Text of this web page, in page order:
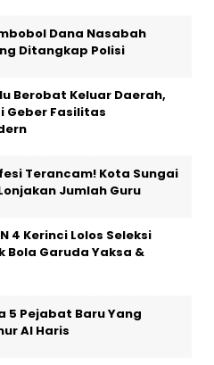
Dana Nasabah
Ditangkap Polisi
Berobat Keluar Daerah,
Geber Fasilitas
Terancam! Kota Sungai
Jumlah Guru
4 Kerinci Lolos Seleksi
Bola Garuda Yaksa &
5 Pejabat Baru Yang
Al Haris